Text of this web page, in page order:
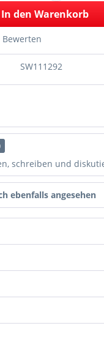
In den Warenkorb
Bewerten
SW111292
schreiben und
ebenfalls angesehen